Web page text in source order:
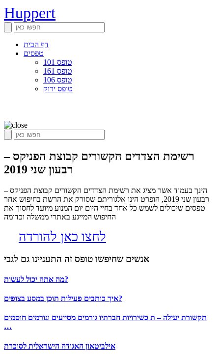
Huppert
דף הבית
טפסים
טופס 101
טופס 161
טופס 106
טופס ירוק
רשימת הצדדים הקשורים קבוצת הפניקס –
רבעון שני 2019
הינך בעמוד אשר מציג את רשימת הצדדים הקשורים קבוצת הפניקס –
רבעון שני 2019, הופרט הינו אלגוריתם שסורק את הרשת בחיפוש אחר
טפסים שיכולים לשמש כל אחד בחיי היום יום המנוע מיועד לחסוך את
החיפוש המייגע באתרי ממשלה וכדומה
לחצו כאן להורדה
אנשים שחיפשו טופס זה התעניינו גם לגבי
מה אתה יכול לעשות?
איך כותבים פעילות תוכן במסע בצופים?
תקשורת יעילה – ת כשירויות חברתיו גורמים מסייעים וגורמים חוסמים
…
אילביטאון האגודה הישראלית לסוכרת